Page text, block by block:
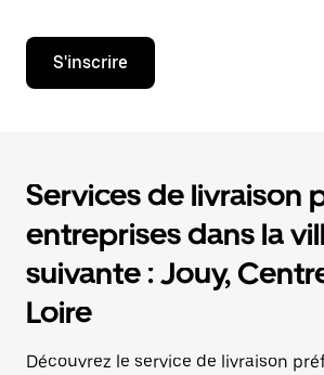
S'inscrire
Services de livraison
entreprises dans la
suivante : Jouy,
Loire
Découvrez le service de livraison